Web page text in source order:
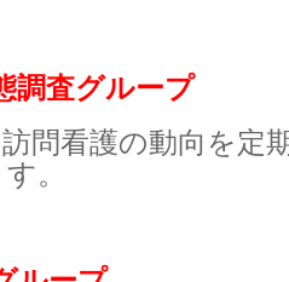
査グループ
問看護の動向を定
。